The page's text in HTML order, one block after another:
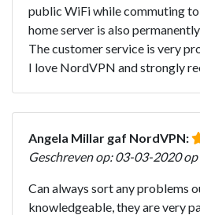
public WiFi while commuting
home server is also
The customer service is very
I love NordVPN and strongly
Angela Millar gaf NordVPN:
Geschreven op: 03-03-2020 op
Can always sort any problems
knowledgeable, they are very